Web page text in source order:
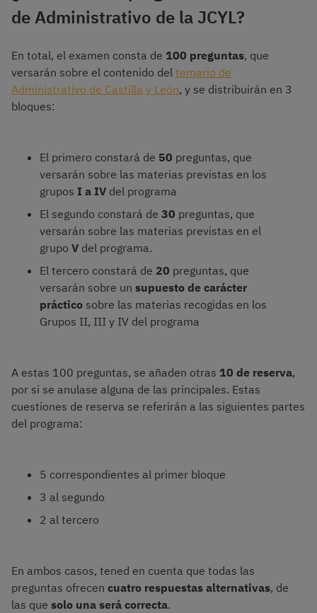
de Administrativo de la JCYL?
En total, el examen consta de 100 preguntas, que
versarán sobre el contenido del temario de
Administrativo de Castilla y León, y se distribuirán en 3
bloques:
El primero constará de 50 preguntas, que
versarán sobre las materias previstas en los
grupos I a IV del programa
El segundo constará de 30 preguntas, que
versarán sobre las materias previstas en el
grupo V del programa.
El tercero constará de 20 preguntas, que
versarán sobre un supuesto de carácter
práctico sobre las materias recogidas en los
Grupos II, III y IV del programa
A estas 100 preguntas, se añaden otras 10 de reserva,
por si se anulase alguna de las principales. Estas
cuestiones de reserva se referirán a las siguientes partes
del programa:
5 correspondientes al primer bloque
3 al segundo
2 al tercero
En ambos casos, tened en cuenta que todas las
preguntas ofrecen cuatro respuestas alternativas, de
las que solo una será correcta.